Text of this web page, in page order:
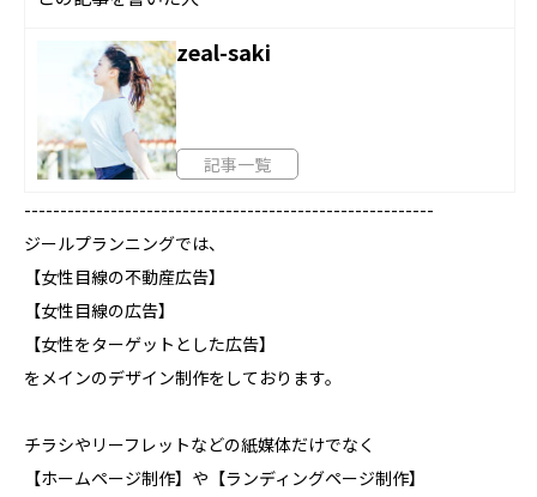
zeal-saki
記事一覧
---------------------------------------------------------
ジールプランニングでは、
【女性目線の不動産広告】
【女性目線の広告】
【女性をターゲットとした広告】
をメインのデザイン制作をしております。
チラシやリーフレットなどの紙媒体だけでなく
【ホームページ制作】や【ランディングページ制作】